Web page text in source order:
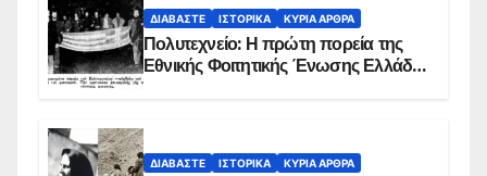
ΔΙΑΒΆΣΤΕ ΙΣΤΟΡΙΚΆ ΚΥΡΙΑ ΑΡΘΡΑ
Πολυτεχνείο: Η πρώτη πορεία της
Εθνικής Φοιτητικής Ένωσης Ελλάδος
ΔΙΑΒΆΣΤΕ ΙΣΤΟΡΙΚΆ ΚΥΡΙΑ ΑΡΘΡΑ